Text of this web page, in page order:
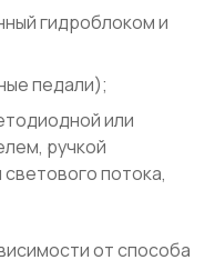
гидроблоком и
педали);
или
ручкой
потока,
от способа